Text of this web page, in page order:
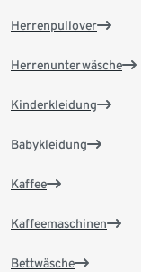
Herrenpullover
Herrenunterwäsche
Kinderkleidung
Babykleidung
Kaffee
Kaffeemaschinen
Bettwäsche